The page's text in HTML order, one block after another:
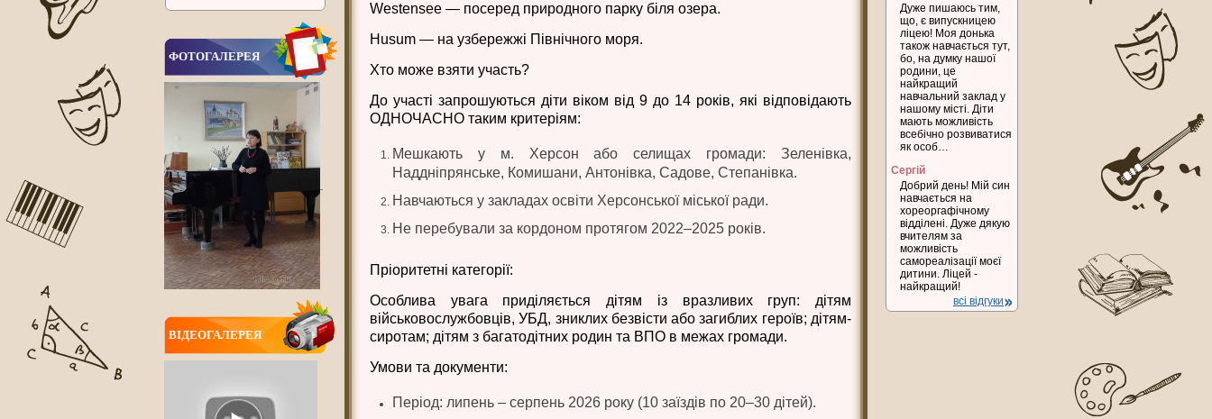
Westensee — посеред природного парку біля озера.
Husum — на узбережжі Північного моря.
Хто може взяти участь?
До участі запрошуються діти віком від 9 до 14 років, які відповідають
ОДНОЧАСНО таким критеріям:
Мешкають у м. Херсон або селищах громади: Зеленівка,
Наддніпрянське, Комишани, Антонівка, Садове, Степанівка.
Навчаються у закладах освіти Херсонської міської ради.
Не перебували за кордоном протягом 2022–2025 років.
Пріоритетні категорії:
Особлива увага приділяється дітям із вразливих груп: дітям
військовослужбовців, УБД, зниклих безвісти або загиблих героїв; дітям-
сиротам; дітям з багатодітних родин та ВПО в межах громади.
Умови та документи:
Період: липень – серпень 2026 року (10 заїздів по 20–30 дітей).
ФОТОГАЛЕРЕЯ
ВIДЕОГАЛЕРЕЯ
Дуже пишаюсь тим,
що, є випускницею
ліцею! Моя донька
також навчається тут,
бо, на думку нашої
родини, це
найкращий
навчальний заклад у
нашому місті. Діти
мають можливість
всебічно розвиватися
як особ…
Сергій
Добрий день! Мій син
навчається на
хореоргафічному
відділені. Дуже дякую
вчителям за
можливість
самореалізації моєї
дитини. Ліцей -
найкращий!
всі відгуки